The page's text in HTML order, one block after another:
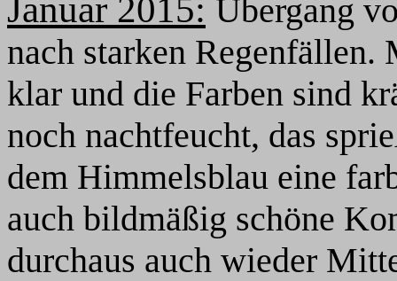
Januar 2015: Übergang
nach starken
klar und die Farben sind
noch nachtfeucht, das
dem Himmelsblau eine
auch bildmäßig schöne
durchaus auch wieder